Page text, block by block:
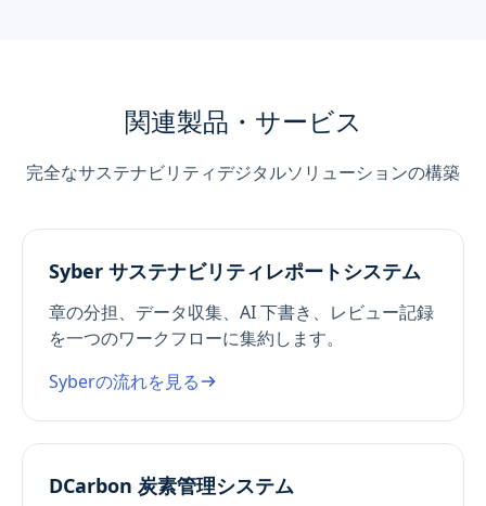
関連製品・サービス
完全なサステナビリティデジタルソリューションの構築
Syber サステナビリティレポートシステム
章の分担、データ収集、AI 下書き、レビュー記録
を一つのワークフローに集約します。
Syberの流れを見る
DCarbon 炭素管理システム